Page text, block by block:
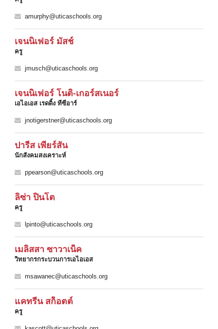
amurphy@uticaschools.org
เจนนิเฟอร์ มัสช์
ครู
jmusch@uticaschools.org
เจนนิเฟอร์ โนติ-เกอร์สเนอร์
เอไอเอส เรดดิ้ง ทีซีอาร์
jnotigerstner@uticaschools.org
ปารีส เพียร์สัน
นักสังคมสงเคราะห์
ppearson@uticaschools.org
ลิซ่า ปินโต
ครู
lpinto@uticaschools.org
เมลิสสา ซาวาเน็ค
วิทยากรกระบวนการเอไอเอส
msawanec@uticaschools.org
แคทรีน สก็อตต์
ครู